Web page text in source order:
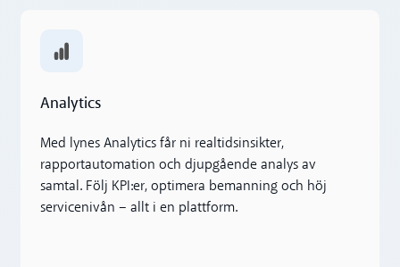
Analytics
Med lynes Analytics får ni realtidsinsikter,
rapportautomation och djupgående analys av
samtal. Följ KPI:er, optimera bemanning och höj
servicenivån – allt i en plattform.
Analytics